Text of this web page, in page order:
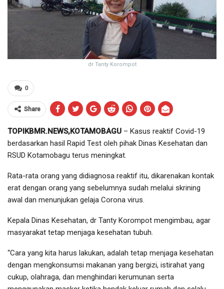
dr Tanty Korompot
0
Share
TOPIKBMR.NEWS,KOTAMOBAGU – Kasus reaktif Covid-19
berdasarkan hasil Rapid Test oleh pihak Dinas Kesehatan dan
RSUD Kotamobagu terus meningkat.
Rata-rata orang yang didiagnosa reaktif itu, dikarenakan kontak
erat dengan orang yang sebelumnya sudah melalui skrining
awal dan menunjukan gelaja Corona virus.
Kepala Dinas Kesehatan, dr Tanty Korompot mengimbau, agar
masyarakat tetap menjaga kesehatan tubuh.
“Cara yang kita harus lakukan, adalah tetap menjaga kesehatan
dengan mengkonsumsi makanan yang bergizi, istirahat yang
cukup, olahraga, dan menghindari kerumunan serta